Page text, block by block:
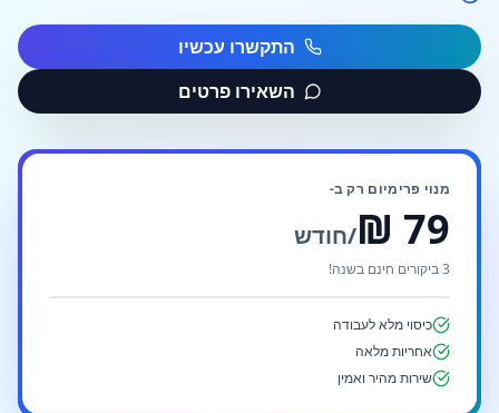
התקשרו עכשיו
השאירו פרטים
מנוי פרימיום רק ב-
79 ₪ /חודש
3 ביקורים חינם בשנה!
כיסוי מלא לעבודה
אחריות מלאה
שירות מהיר ואמין